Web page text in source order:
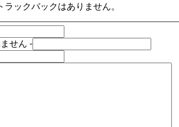
ラックバックはありません。
せん -